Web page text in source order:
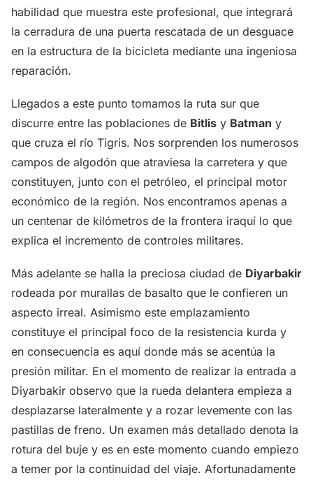
habilidad que muestra este profesional, que integrará
la cerradura de una puerta rescatada de un desguace
en la estructura de la bicicleta mediante una ingeniosa
reparación.
Llegados a este punto tomamos la ruta sur que
discurre entre las poblaciones de Bitlis y Batman y
que cruza el río Tigris. Nos sorprenden los numerosos
campos de algodón que atraviesa la carretera y que
constituyen, junto con el petróleo, el principal motor
económico de la región. Nos encontramos apenas a
un centenar de kilómetros de la frontera iraquí lo que
explica el incremento de controles militares.
Más adelante se halla la preciosa ciudad de Diyarbakir
rodeada por murallas de basalto que le confieren un
aspecto irreal. Asimismo este emplazamiento
constituye el principal foco de la resistencia kurda y
en consecuencia es aquí donde más se acentúa la
presión militar. En el momento de realizar la entrada a
Diyarbakir observo que la rueda delantera empieza a
desplazarse lateralmente y a rozar levemente con las
pastillas de freno. Un examen más detallado denota la
rotura del buje y es en este momento cuando empiezo
a temer por la continuidad del viaje. Afortunadamente